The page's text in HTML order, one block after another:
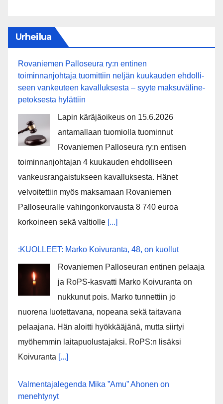
Urheilua
Rovaniemen Palloseura ry:n entinen
toiminnanjohtaja tuo­mit­tiin neljän kuu­kau­den eh­dol­li­
seen van­keu­teen ka­val­luk­ses­ta – syyte mak­su­vä­li­ne­
pe­tok­ses­ta hy­lät­tiin
Lapin käräjäoikeus on 15.6.2026
antamallaan tuomiolla tuominnut
Rovaniemen Palloseura ry:n entisen
toiminnanjohtajan 4 kuukauden ehdolliseen
vankeusrangaistukseen kavalluksesta. Hänet
velvoitettiin myös maksamaan Rovaniemen
Palloseuralle vahingonkorvausta 8 740 euroa
korkoineen sekä valtiolle [...]
:KUOLLEET: Marko Koivuranta, 48, on kuollut
Rovaniemen Palloseuran entinen pelaaja
ja RoPS-kasvatti Marko Koivuranta on
nukkunut pois. Marko tunnettiin jo
nuorena luotettavana, nopeana sekä taitavana
pelaajana. Hän aloitti hyökkääjänä, mutta siirtyi
myöhemmin laitapuolustajaksi. RoPS:n lisäksi
Koivuranta [...]
Valmentajalegenda Mika ”Amu” Ahonen on
menehtynyt